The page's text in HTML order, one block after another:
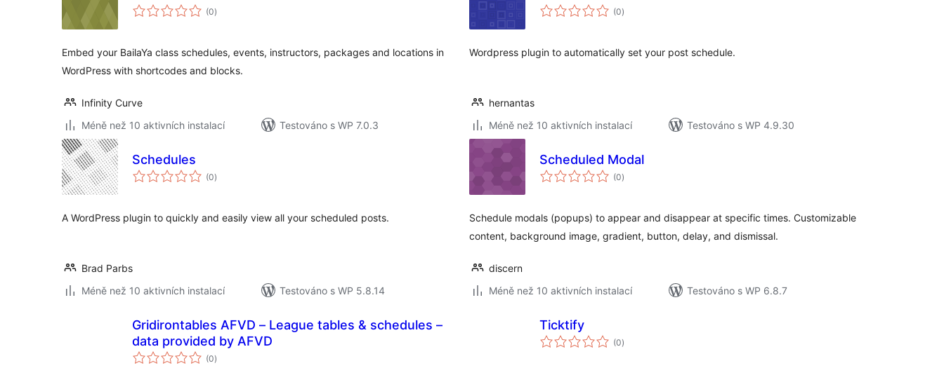
(0celkové
hodnocení
)
Embed your BailaYa class schedules, events, instructors, packages and locations in
WordPress with shortcodes and blocks.
Infinity Curve
Méně než 10 aktivních instalací
Testováno s WP 7.0.3
(0celkové
hodnocení
)
Wordpress plugin to automatically set your post schedule.
hernantas
Méně než 10 aktivních instalací
Testováno s WP 4.9.30
Schedules
(0celkové
hodnocení
)
A WordPress plugin to quickly and easily view all your scheduled posts.
Brad Parbs
Méně než 10 aktivních instalací
Testováno s WP 5.8.14
Scheduled Modal
(0celkové
hodnocení
)
Schedule modals (popups) to appear and disappear at specific times. Customizable
content, background image, gradient, button, delay, and dismissal.
discern
Méně než 10 aktivních instalací
Testováno s WP 6.8.7
Gridirontables AFVD – League tables & schedules –
data provided by AFVD
(0celkové
hodnocení
)
Ticktify
(0celkové
hodnocení
)